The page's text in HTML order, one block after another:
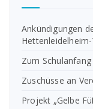
Ankündigungen
Zum Schulanfang
Zuschüsse an
Projekt „Gelbe